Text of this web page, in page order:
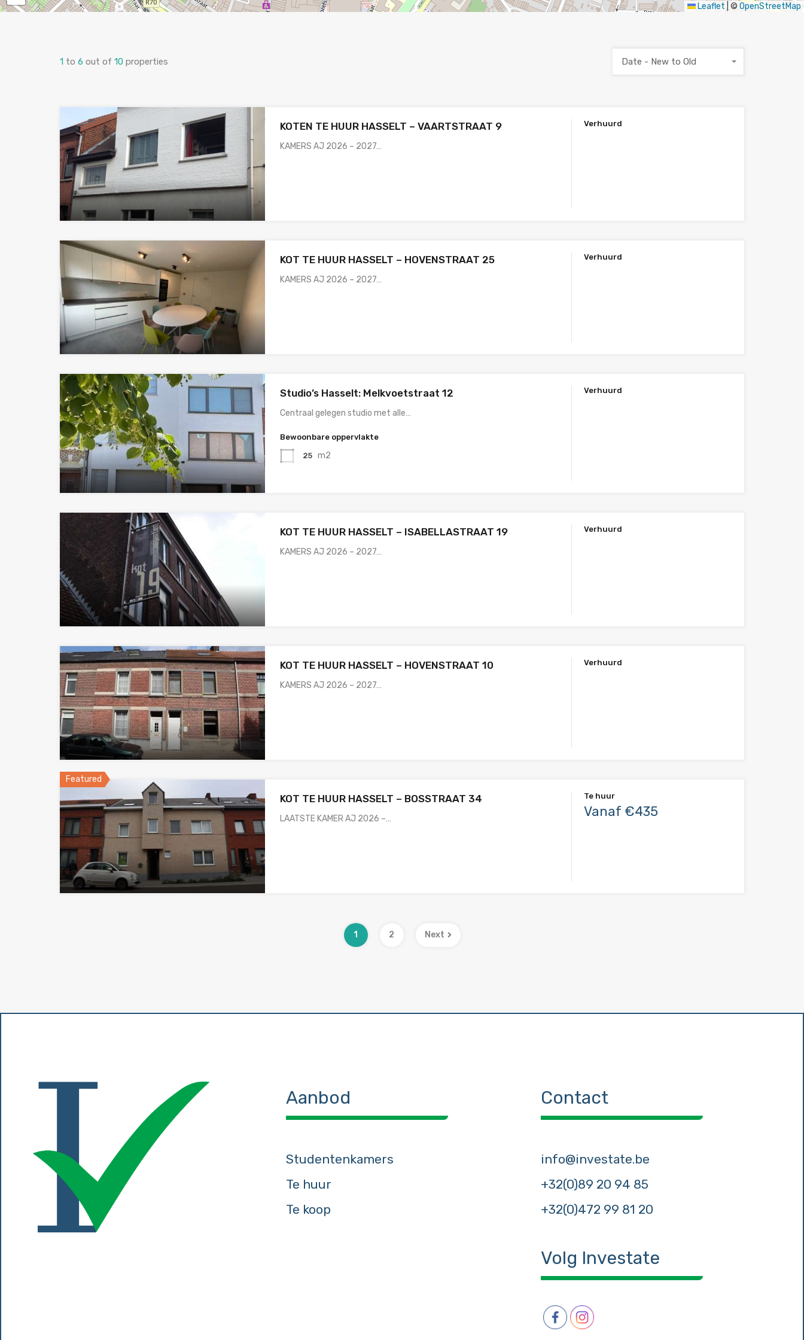
Leaflet © OpenStreetMap
1 to 6 out of 10 properties Date - New to Old
KOTEN TE HUUR HASSELT – VAARTSTRAAT 9
KAMERS AJ 2026 – 2027…
Verhuurd
KOT TE HUUR HASSELT – HOVENSTRAAT 25
KAMERS AJ 2026 – 2027…
Verhuurd
Studio’s Hasselt: Melkvoetstraat 12
Centraal gelegen studio met alle…
Bewoonbare oppervlakte
25 m2
Verhuurd
KOT TE HUUR HASSELT – ISABELLASTRAAT 19
KAMERS AJ 2026 – 2027…
Verhuurd
KOT TE HUUR HASSELT – HOVENSTRAAT 10
KAMERS AJ 2026 – 2027…
Verhuurd
Featured
KOT TE HUUR HASSELT – BOSSTRAAT 34
LAATSTE KAMER AJ 2026 –…
Te huur
Vanaf €435
1 2 Next
Aanbod
Studentenkamers
Te huur
Te koop
Contact
info@investate.be
+32(0)89 20 94 85
+32(0)472 99 81 20
Volg Investate